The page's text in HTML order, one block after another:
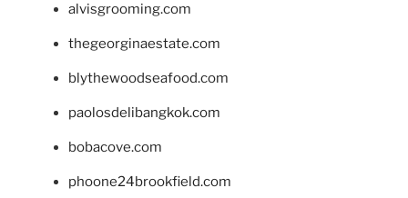
alvisgrooming.com
thegeorginaestate.com
blythewoodseafood.com
paolosdelibangkok.com
bobacove.com
phoone24brookfield.com